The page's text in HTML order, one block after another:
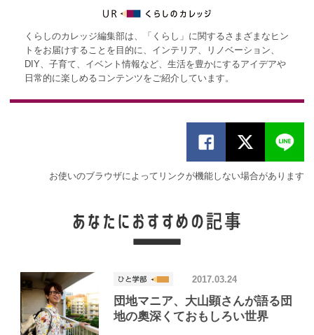
くらしのカレッジ編集部は、「くらし」に関するさまざまなヒン
トをお届けすることを目的に、インテリア、リノベーション、
DIY、子育て、イベント情報など、生活を豊かにするアイデアや
日常的に楽しめるコンテンツをご紹介しています。
お使いのブラウザによってリンクが機能しない場合があります
団地マニア、大山顕さんが語る団
地の奧深くておもしろい世界
2017.03.24